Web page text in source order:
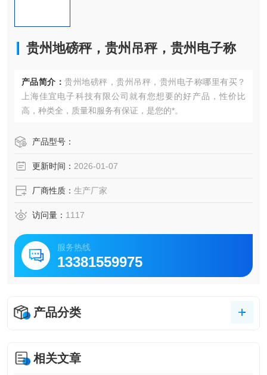
贵州地磅秤，贵州吊秤，贵州电子称
产品简介： 贵州地磅秤，贵州吊秤，贵州电子称哪里有买？
上海佳宜电子科技有限公司就有您想要的好产品，性价比
高，种类全，质量和服务有保证，是您的*。
产品型号：
更新时间： 2026-01-07
厂商性质： 生产厂家
访问量： 1117
服务热线
13381559975
产品分类
相关文章